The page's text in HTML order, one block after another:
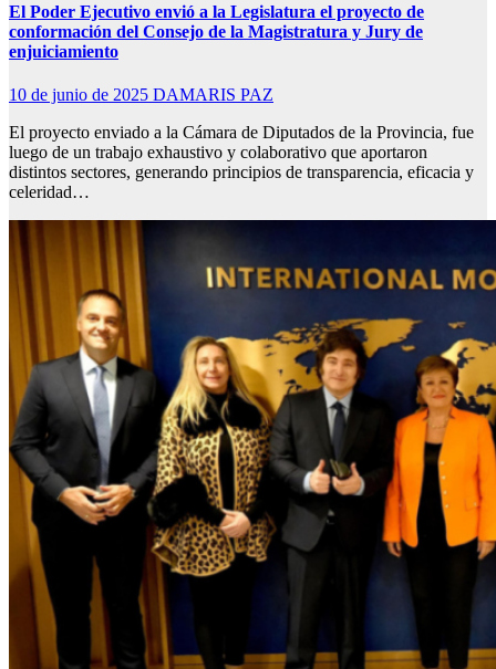
El Poder Ejecutivo envió a la Legislatura el proyecto de
conformación del Consejo de la Magistratura y Jury de
enjuiciamiento
10 de junio de 2025 DAMARIS PAZ
El proyecto enviado a la Cámara de Diputados de la Provincia, fue
luego de un trabajo exhaustivo y colaborativo que aportaron
distintos sectores, generando principios de transparencia, eficacia y
celeridad…